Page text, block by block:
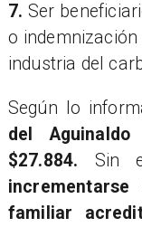
7. Ser
o
industria del
Según lo
del
$27.884. Sin
familiar